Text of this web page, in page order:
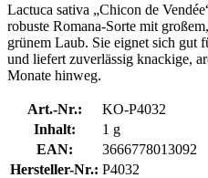
Lactuca sativa „Chicon de
robuste Romana-Sorte mit
grünem Laub. Sie eignet sich gut
und liefert zuverlässig knackige,
Monate hinweg.
Art.-Nr.:
KO-P4032
Inhalt:
1 g
EAN:
3666778013092
Hersteller-Nr.: P4032